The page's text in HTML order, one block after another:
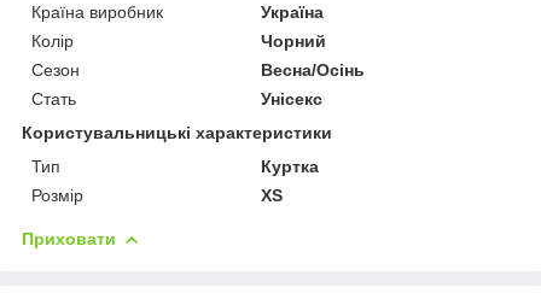
Країна виробник
Україна
Колір
Чорний
Сезон
Весна/Осінь
Стать
Унісекс
Користувальницькі характеристики
Тип
Куртка
Розмір
XS
Приховати